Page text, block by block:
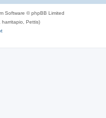
Software © phpBB Limited
Pettis)